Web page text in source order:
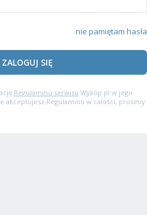
nie pamiętam hasła
ZALOGUJ SIĘ
Regulaminu serwisu Wykop.pl w jego
akceptujesz Regulaminu w całości, prosimy